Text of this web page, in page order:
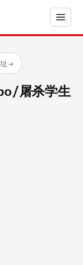
→
屠杀学生